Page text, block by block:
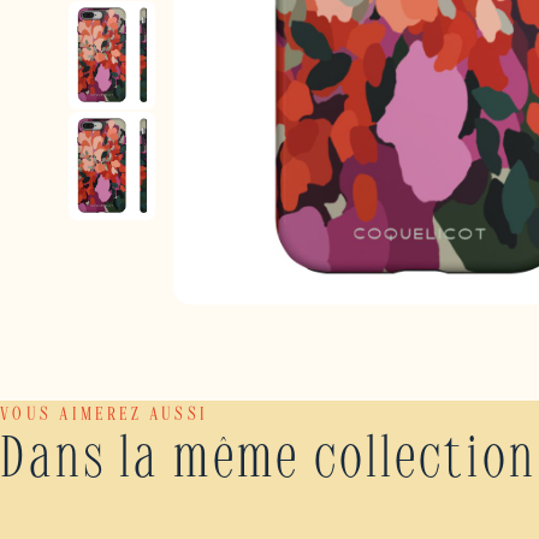
VOUS AIMEREZ AUSSI
Dans la même collection